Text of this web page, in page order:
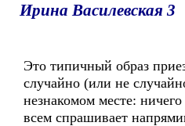
Ирина Василевская 3
Это типичный образ
случайно (или не
незнакомом месте: ничего
всем спрашивает